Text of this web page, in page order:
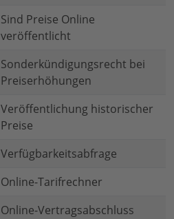
Sind Preise Online
veröffentlicht
Sonderkündigungsrecht bei
Preiserhöhungen
Veröffentlichung historischer
Preise
Verfügbarkeitsabfrage
Online-Tarifrechner
Online-Vertragsabschluss